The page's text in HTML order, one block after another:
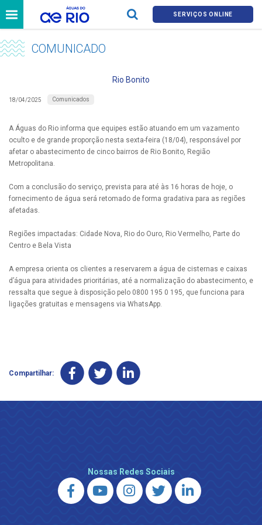
SERVIÇOS ONLINE
COMUNICADO
Rio Bonito
18/04/2025 Comunicados
A Águas do Rio informa que equipes estão atuando em um vazamento
oculto e de grande proporção nesta sexta-feira (18/04), responsável por
afetar o abastecimento de cinco bairros de Rio Bonito, Região
Metropolitana.
Com a conclusão do serviço, prevista para até às 16 horas de hoje, o
fornecimento de água será retomado de forma gradativa para as regiões
afetadas.
Regiões impactadas: Cidade Nova, Rio do Ouro, Rio Vermelho, Parte do
Centro e Bela Vista
A empresa orienta os clientes a reservarem a água de cisternas e caixas
d’água para atividades prioritárias, até a normalização do abastecimento, e
ressalta que segue à disposição pelo 0800 195 0 195, que funciona para
ligações gratuitas e mensagens via WhatsApp.
Compartilhar:
Nossas Redes Sociais